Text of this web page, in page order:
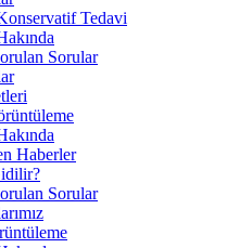
Tedavi
Sorular
Haberler
Sorular